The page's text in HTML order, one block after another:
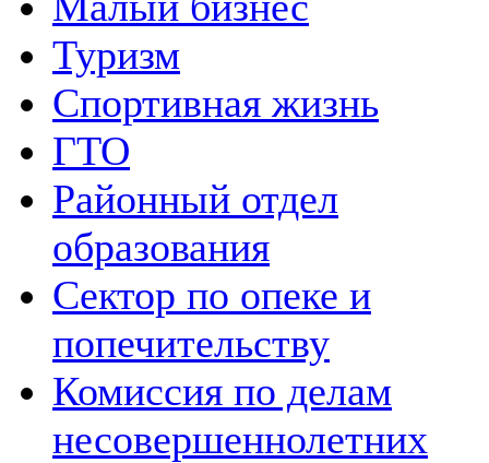
Туризм
Спортивная жизнь
ГТО
Районный отдел
образования
Сектор по опеке и
попечительству
Комиссия по делам
несовершеннолетних